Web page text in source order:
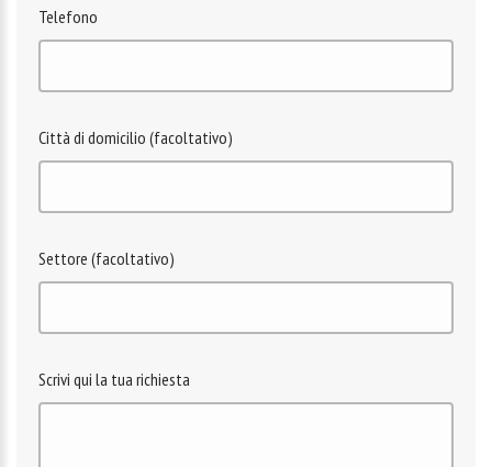
Telefono
Città di domicilio (facoltativo)
Settore (facoltativo)
Scrivi qui la tua richiesta